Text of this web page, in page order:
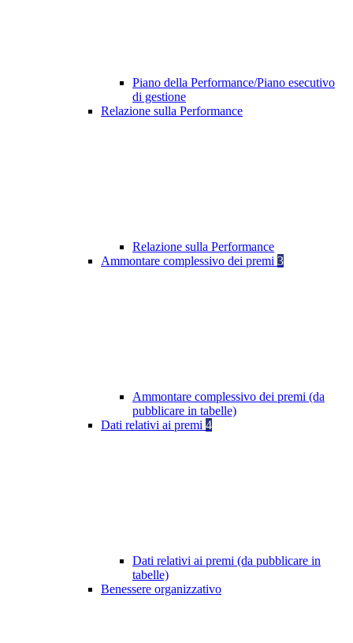
Piano della Performance/Piano esecutivo
di gestione
Relazione sulla Performance
Relazione sulla Performance
Ammontare complessivo dei premi 3
Ammontare complessivo dei premi (da
pubblicare in tabelle)
Dati relativi ai premi 4
Dati relativi ai premi (da pubblicare in
tabelle)
Benessere organizzativo